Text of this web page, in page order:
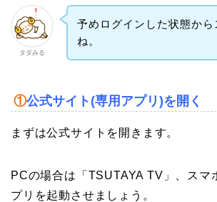
タダみる
予めログインした状態から
ね。
①公式サイト(専用アプリ)を開く
まずは公式サイトを開きます。
PCの場合は「TSUTAYA TV」、スマ
プリを起動させましょう。